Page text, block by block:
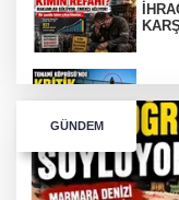
GÜNDEM